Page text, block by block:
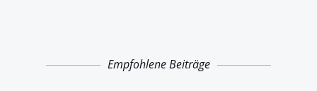
Empfohlene Beiträge